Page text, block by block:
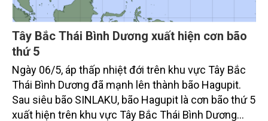
Tây Bắc Thái Bình Dương xuất hiện cơn bão
thứ 5
Ngày 06/5, áp thấp nhiệt đới trên khu vực Tây Bắc
Thái Bình Dương đã mạnh lên thành bão Hagupit.
Sau siêu bão SINLAKU, bão Hagupit là cơn bão thứ 5
xuất hiện trên khu vực Tây Bắc Thái Bình Dương